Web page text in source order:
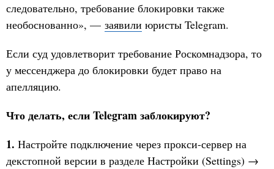
следовательно, требование блокировки также
необоснованно», — заявили юристы Telegram.
Если суд удовлетворит требование Роскомнадзора, то
у мессенджера до блокировки будет право на
апелляцию.
Что делать, если Telegram заблокируют?
1. Настройте подключение через прокси-сервер на
декстопной версии в разделе Настройки (Settings) →